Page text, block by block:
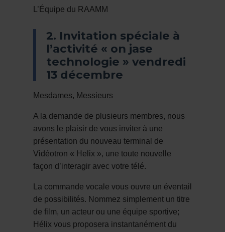
L’Équipe du RAAMM
2. Invitation spéciale à
l’activité « on jase
technologie » vendredi
13 décembre
Mesdames, Messieurs
A la demande de plusieurs membres, nous
avons le plaisir de vous inviter à une
présentation du nouveau terminal de
Vidéotron « Helix », une toute nouvelle
façon d’interagir avec votre télé.
La commande vocale vous ouvre un éventail
de possibilités. Nommez simplement un titre
de film, un acteur ou une équipe sportive;
Hélix vous proposera instantanément du